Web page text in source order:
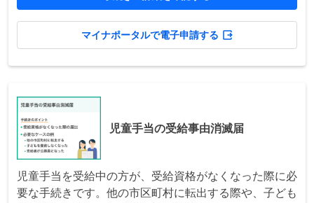
マイナポータルで電子申請する
児童手当の受給事由消滅届
児童手当を受給中の方が、受給資格がなくなった際に必
要な手続きです。他の市区町村に転出する際や、子ども